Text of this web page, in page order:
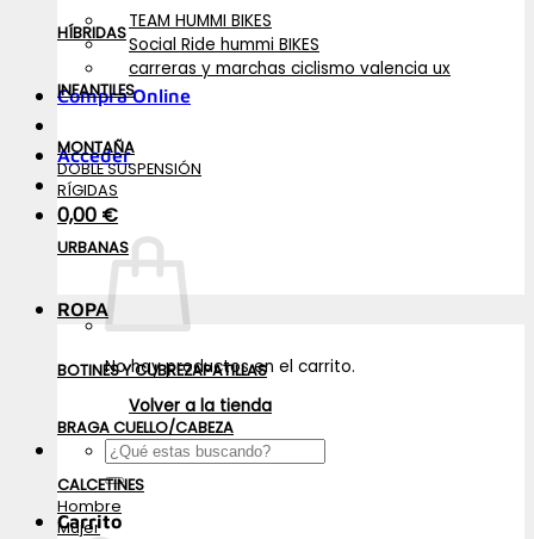
TEAM HUMMI BIKES
Social Ride hummi BIKES
carreras y marchas ciclismo valencia ux
Compra Online
Acceder
0,00 €
No hay productos en el carrito.
Volver a la tienda
Buscar
por:
Carrito
HÍBRIDAS
INFANTILES
MONTAÑA
DOBLE SUSPENSIÓN
RÍGIDAS
URBANAS
ROPA
BOTINES Y CUBREZAPATILLAS
BRAGA CUELLO/CABEZA
CALCETINES
Hombre
Mujer